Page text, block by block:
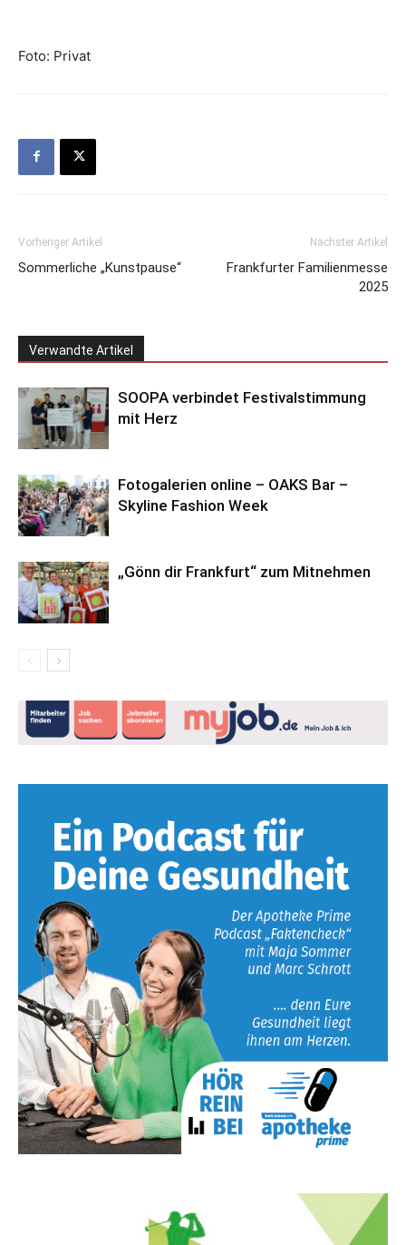
Foto: Privat
Vorheriger Artikel
Sommerliche „Kunstpause“
Nächster Artikel
Frankfurter Familienmesse
2025
Verwandte Artikel
SOOPA verbindet Festivalstimmung
mit Herz
Fotogalerien online – OAKS Bar –
Skyline Fashion Week
„Gönn dir Frankfurt“ zum Mitnehmen